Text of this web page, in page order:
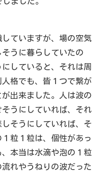
ていますが、場の空気
うに暮らしていたの
していると、それは周
格でも、皆１つで繋が
出来ました。人は波の
うにしていれば、それ
そうにしていれば、そ
粒１粒は、個性があっ
本当は水滴や泡の１粒
れやうねりの波だった